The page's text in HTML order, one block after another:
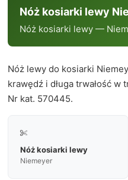
Nóż kosiarki lewy
Nóż kosiarki lewy —
Nóż lewy do kosiarki
krawędź i długa trwałość
Nr kat. 570445.

Nóż kosiarki lewy
Niemeyer